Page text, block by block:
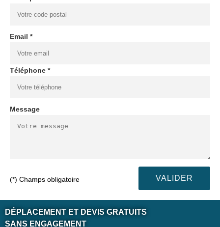
Email *
Téléphone *
Message
(*) Champs obligatoire
DÉPLACEMENT ET DEVIS GRATUITS
SANS ENGAGEMENT